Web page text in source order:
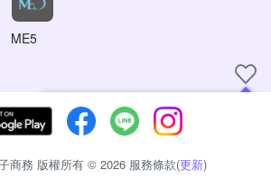
ME5
現在可以追蹤你喜愛的商店！
商務 版權所有 © 2026 服務條款(更新)